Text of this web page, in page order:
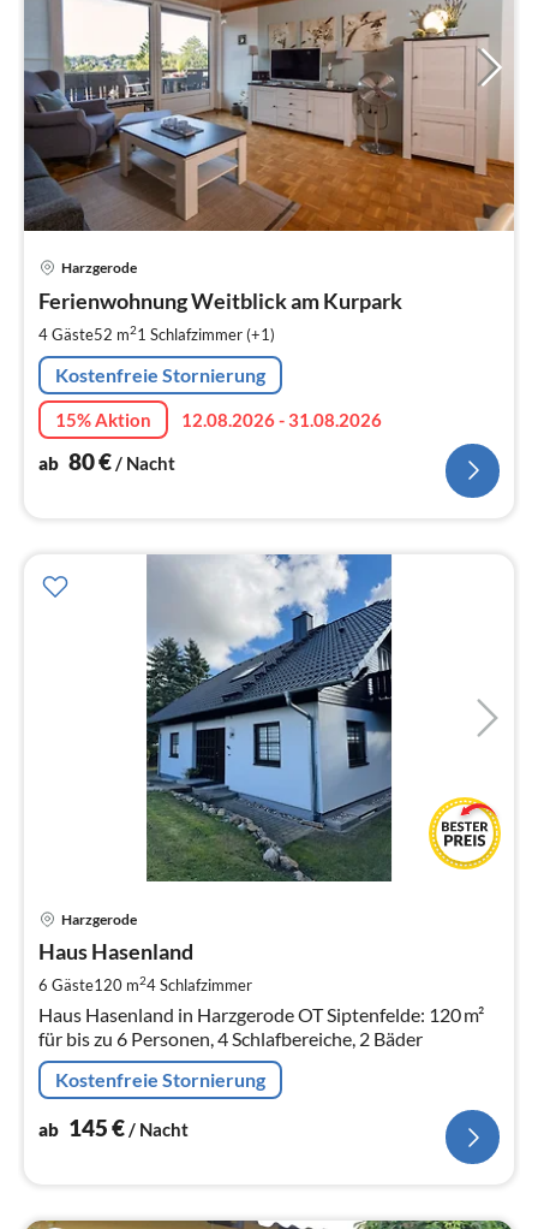
Harzgerode
Ferienwohnung Weitblick am Kurpark
4 Gäste52 m21 Schlafzimmer (+1)
Kostenfreie Stornierung
15% Aktion
12.08.2026 - 31.08.2026
ab 80€/ Nacht
Harzgerode
Haus Hasenland
6 Gäste120 m24Schlafzimmer
Haus Hasenland in Harzgerode OT Siptenfelde: 120 m²
für bis zu 6 Personen, 4 Schlafbereiche, 2 Bäder
Kostenfreie Stornierung
ab 145€/ Nacht